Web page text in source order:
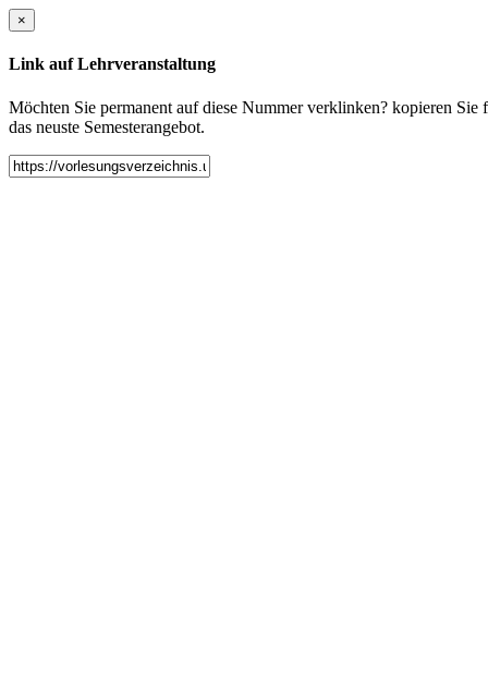
×
Link auf Lehrveranstaltung
Möchten Sie permanent auf diese Nummer verklinken? kopieren
das neuste Semesterangebot.